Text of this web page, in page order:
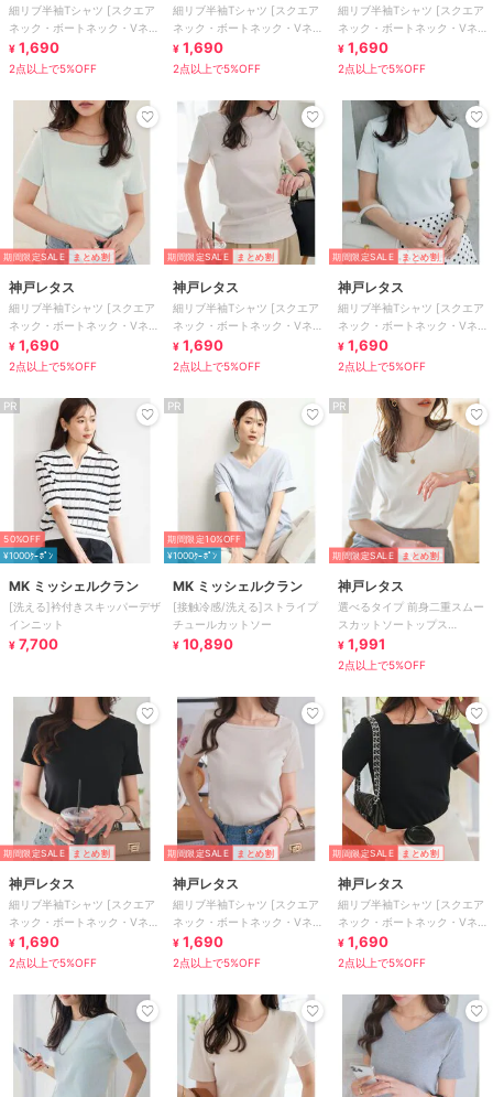
細リブ半袖Tシャツ [スクエア
ネック・ボートネック・Vネッ
ク］[C3654]
¥ 1,690
2点以上で5%OFF
細リブ半袖Tシャツ [スクエア
ネック・ボートネック・Vネッ
ク］[C3654]
¥ 1,690
2点以上で5%OFF
細リブ半袖Tシャツ [スクエア
ネック・ボートネック・Vネッ
ク］[C3654]
¥ 1,690
2点以上で5%OFF
期間限定SALE まとめ割
神戸レタス
細リブ半袖Tシャツ [スクエア
ネック・ボートネック・Vネッ
ク］[C3654]
¥ 1,690
2点以上で5%OFF
期間限定SALE まとめ割
神戸レタス
細リブ半袖Tシャツ [スクエア
ネック・ボートネック・Vネッ
ク］[C3654]
¥ 1,690
2点以上で5%OFF
期間限定SALE まとめ割
神戸レタス
細リブ半袖Tシャツ [スクエア
ネック・ボートネック・Vネッ
ク］[C3654]
¥ 1,690
2点以上で5%OFF
PR
50%OFF
¥1000ｸｰﾎﾟﾝ
MK ミッシェルクラン
[洗える]衿付きスキッパーデザ
インニット
¥ 7,700
PR
期間限定10%OFF
¥1000ｸｰﾎﾟﾝ
MK ミッシェルクラン
[接触冷感/洗える]ストライプ
チュールカットソー
¥ 10,890
PR
期間限定SALE まとめ割
神戸レタス
選べるタイプ 前身二重スムー
スカットソートップス
[C4684]
¥ 1,991
2点以上で5%OFF
期間限定SALE まとめ割
神戸レタス
細リブ半袖Tシャツ [スクエア
ネック・ボートネック・Vネッ
ク］[C3654]
¥ 1,690
2点以上で5%OFF
期間限定SALE まとめ割
神戸レタス
細リブ半袖Tシャツ [スクエア
ネック・ボートネック・Vネッ
ク］[C3654]
¥ 1,690
2点以上で5%OFF
期間限定SALE まとめ割
神戸レタス
細リブ半袖Tシャツ [スクエア
ネック・ボートネック・Vネッ
ク］[C3654]
¥ 1,690
2点以上で5%OFF